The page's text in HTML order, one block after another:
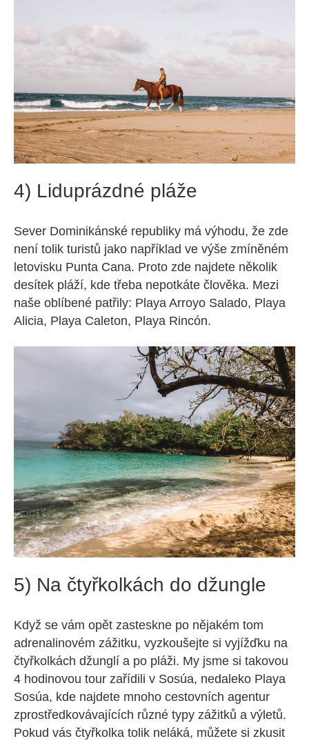
4) Liduprázdné pláže
Sever Dominikánské republiky má výhodu, že zde
není tolik turistů jako například ve výše zmíněném
letovisku Punta Cana. Proto zde najdete několik
desítek pláží, kde třeba nepotkáte člověka. Mezi
naše oblíbené patřily: Playa Arroyo Salado, Playa
Alicia, Playa Caleton, Playa Rincón.
5) Na čtyřkolkách do džungle
Když se vám opět zasteskne po nějakém tom
adrenalinovém zážitku, vyzkoušejte si vyjížďku na
čtyřkolkách džunglí a po pláži. My jsme si takovou
4 hodinovou tour zařídili v Sosúa, nedaleko Playa
Sosúa, kde najdete mnoho cestovních agentur
zprostředkovávajících různé typy zážitků a výletů.
Pokud vás čtyřkolka tolik neláká, můžete si zkusit